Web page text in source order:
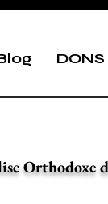
DONS
Orthodoxe